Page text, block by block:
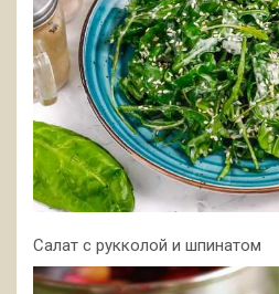
Салат с рукколой и шпинатом